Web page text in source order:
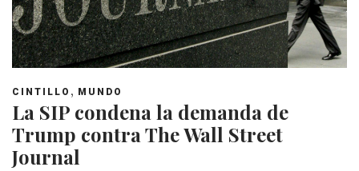
CINTILLO , MUNDO
La SIP condena la demanda de
Trump contra The Wall Street
Journal